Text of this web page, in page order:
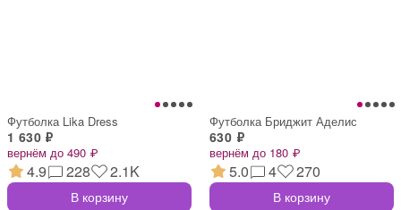
Футболка Lika Dress
1 630 ₽
вернём до 490 ₽
4.9 228 2.1K
В корзину
Футболка Бриджит Аделис
630 ₽
вернём до 180 ₽
5.0 4 270
В корзину